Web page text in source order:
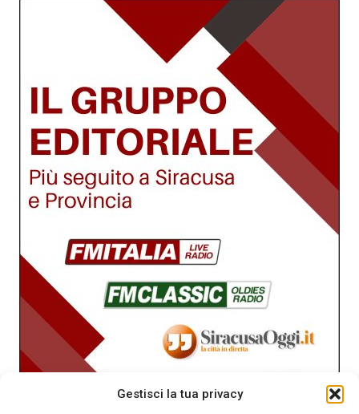
Gestisci la tua privacy